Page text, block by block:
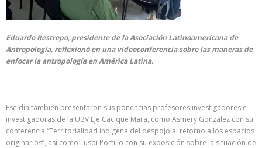
Eduardo Restrepo, presidente de la Asociación Latinoamericana de
Antropología, reflexionó en una videoconferencia sobre las maneras de
enfocar la antropología en América Latina.
Ese día también presentaron sus ponencias profesores investigadores e
investigadoras de la UBV Eje Cacique Mara, como Asmery González con su
conferencia “Territorialidad indígena del despojo al retorno a los espacios
originarios”, así como Lusbi Portillo con su exposición sobre la situación de